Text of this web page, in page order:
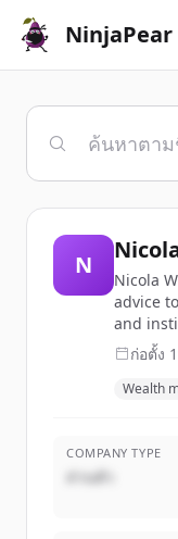
NinjaPear
N
Nicola
advice
and
ก่อตั้ง
Wealth
COMPANY TYPE
ส่วนตัว